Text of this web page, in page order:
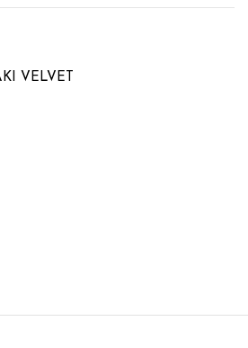
VELVET